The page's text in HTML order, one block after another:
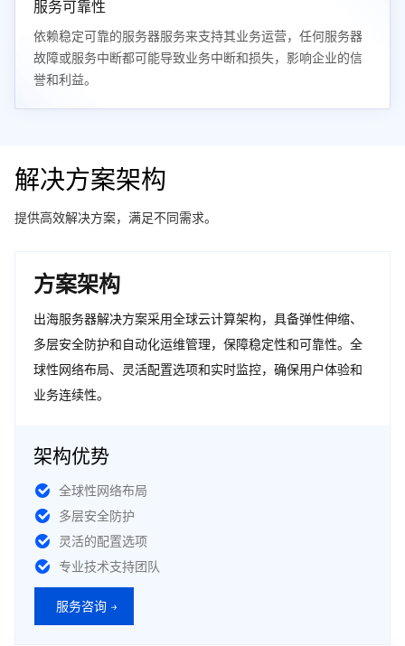
服务可靠性
依赖稳定可靠的服务器服务来支持其业务运营，任何服务器
故障或服务中断都可能导致业务中断和损失，影响企业的信
誉和利益。
解决方案架构
提供高效解决方案，满足不同需求。
方案架构
出海服务器解决方案采用全球云计算架构，具备弹性伸缩、
多层安全防护和自动化运维管理，保障稳定性和可靠性。全
球性网络布局、灵活配置选项和实时监控，确保用户体验和
业务连续性。
架构优势
全球性网络布局
多层安全防护
灵活的配置选项
专业技术支持团队
服务咨询 →